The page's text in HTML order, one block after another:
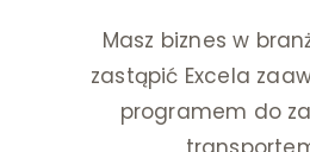
Masz biznes w
zastąpić Excela
programem do